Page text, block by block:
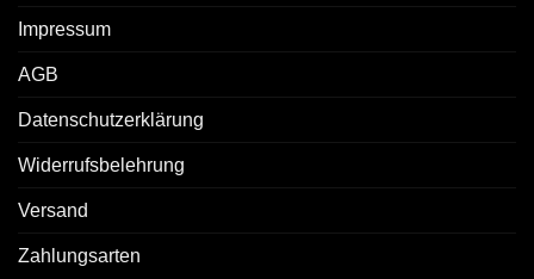
Impressum
AGB
Datenschutzerklärung
Widerrufsbelehrung
Versand
Zahlungsarten